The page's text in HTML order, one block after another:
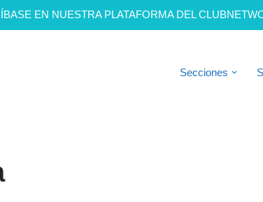
EN NUESTRA PLATAFORMA DEL
Secciones